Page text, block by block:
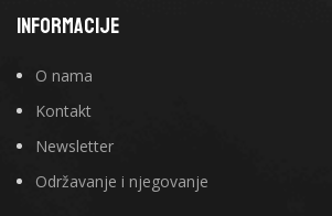
INFORMACIJE
O nama
Kontakt
Newsletter
Održavanje i njegovanje